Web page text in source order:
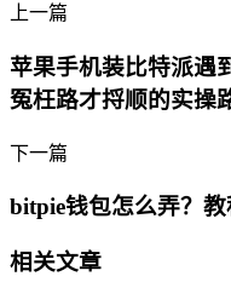
上一篇
苹果手机装比特派遇
冤枉路才捋顺的实操
下一篇
bitpie钱包怎么弄？教
相关文章